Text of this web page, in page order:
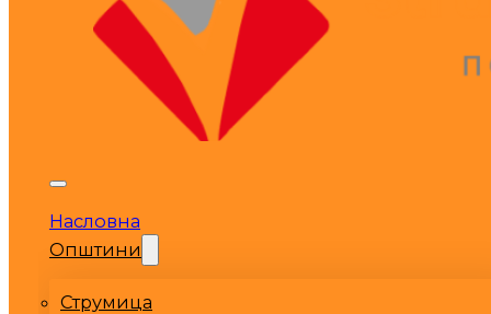
Насловна
Општини
Струмица